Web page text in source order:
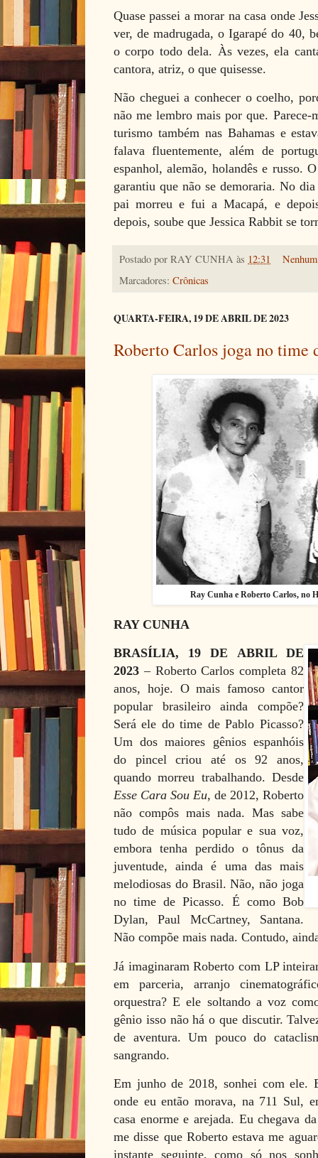
Quase passei a morar na casa onde
ver, de madrugada, o Igarapé do 40,
o corpo todo dela. Às vezes, ela
cantora, atriz, o que quisesse.
Não cheguei a conhecer o coelho,
não me lembro mais por que. Parece-
turismo também nas Bahamas e
falava fluentemente, além de
espanhol, alemão, holandês e russo.
garantiu que não se demoraria. No
pai morreu e fui a Macapá, e
depois, soube que Jessica Rabbit se
Postado por RAY CUNHA às 12:31
Marcadores: Crônicas
QUARTA-FEIRA, 19 DE ABRIL DE 2023
Roberto Carlos joga no time
Ray Cunha e Roberto Carlos, no
RAY CUNHA
BRASÍLIA, 19 DE ABRIL DE
2023 – Roberto Carlos completa 82
anos, hoje. O mais famoso cantor
popular brasileiro ainda compõe?
Será ele do time de Pablo Picasso?
Um dos maiores gênios espanhóis
do pincel criou até os 92 anos,
quando morreu trabalhando. Desde
Esse Cara Sou Eu, de 2012, Roberto
não compôs mais nada. Mas sabe
tudo de música popular e sua voz,
embora tenha perdido o tônus da
juventude, ainda é uma das mais
melodiosas do Brasil. Não, não joga
no time de Picasso. É como Bob
Dylan, Paul McCartney, Santana.
Não compõe mais nada. Contudo,
Já imaginaram Roberto com LP
em parceria, arranjo
orquestra? E ele soltando a voz
gênio isso não há o que discutir.
de aventura. Um pouco do
sangrando.
Em junho de 2018, sonhei com ele.
onde eu então morava, na 711 Sul,
casa enorme e arejada. Eu chegava
me disse que Roberto estava me
instante seguinte, como só nos